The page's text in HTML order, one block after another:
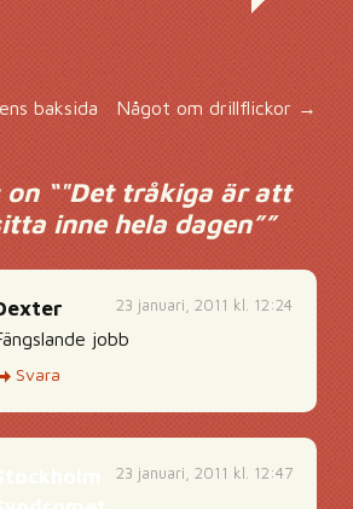
baksida Något om drillflickor →
“"Det tråkiga är att
inne hela dagen””
23 januari, 2011 kl. 12:24
jobb
Svara
23 januari, 2011 kl. 12:47